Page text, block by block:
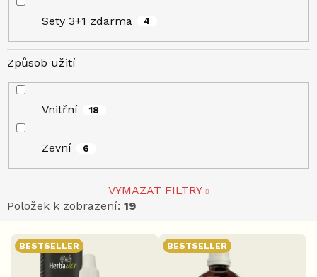
Sety 3+1 zdarma 4
Způsob užití
Vnitřní 18
Zevní 6
VYMAZAT FILTRY
Položek k zobrazení: 19
BESTSELLER BESTSELLER